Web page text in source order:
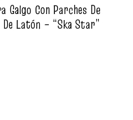
Galgo Con Parches De
Latón – “Ska Star”